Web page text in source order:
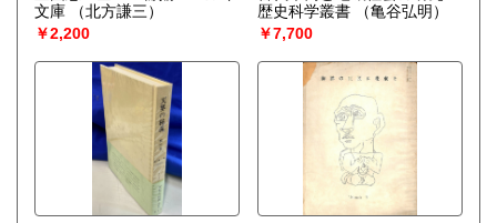
文庫
（北方謙三）
￥2,200
歴史科学叢書
（亀谷弘明）
￥7,700